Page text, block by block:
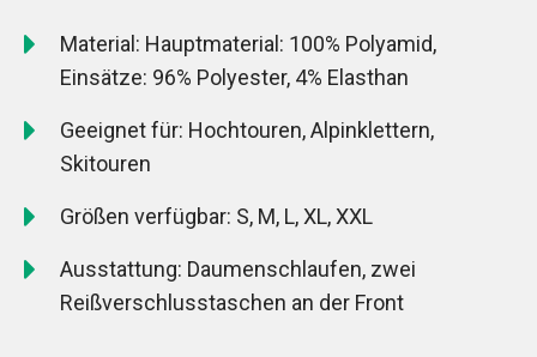
Material: Hauptmaterial: 100% Polyamid,
Einsätze: 96% Polyester, 4% Elasthan
Geeignet für: Hochtouren, Alpinklettern,
Skitouren
Größen verfügbar: S, M, L, XL, XXL
Ausstattung: Daumenschlaufen, zwei
Reißverschlusstaschen an der Front